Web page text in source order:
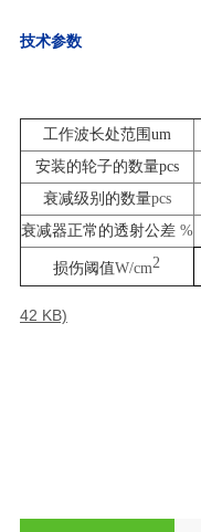
技术参数
工作波长处范围um
安装的轮子的数量pcs
衰减级别的数量pcs
衰减器正常的透射公差%
损伤阈值W/cm2
42 KB)